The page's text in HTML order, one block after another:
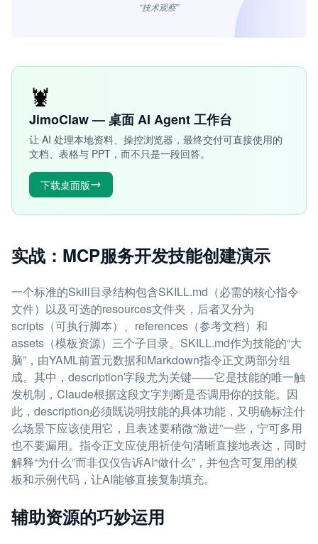
“技术观察”
🦞
JimoClaw — 桌面 AI Agent 工作台
让 AI 处理本地资料、操控浏览器，最终交付可直接使用的
文档、表格与 PPT，而不只是一段回答。
下载桌面版
实战：MCP服务开发技能创建演示
一个标准的Skill目录结构包含SKILL.md（必需的核心指令
文件）以及可选的resources文件夹，后者又分为
scripts（可执行脚本）、references（参考文档）和
assets（模板资源）三个子目录。SKILL.md作为技能的“大
脑”，由YAML前置元数据和Markdown指令正文两部分组
成。其中，description字段尤为关键——它是技能的唯一触
发机制，Claude根据这段文字判断是否调用你的技能。因
此，description必须既说明技能的具体功能，又明确标注什
么场景下应该使用它，且表述要稍微“激进”一些，宁可多用
也不要漏用。指令正文应使用祈使句清晰直接地表达，同时
解释“为什么”而非仅仅告诉AI“做什么”，并包含可复用的模
板和示例代码，让AI能够直接复制填充。
辅助资源的巧妙运用